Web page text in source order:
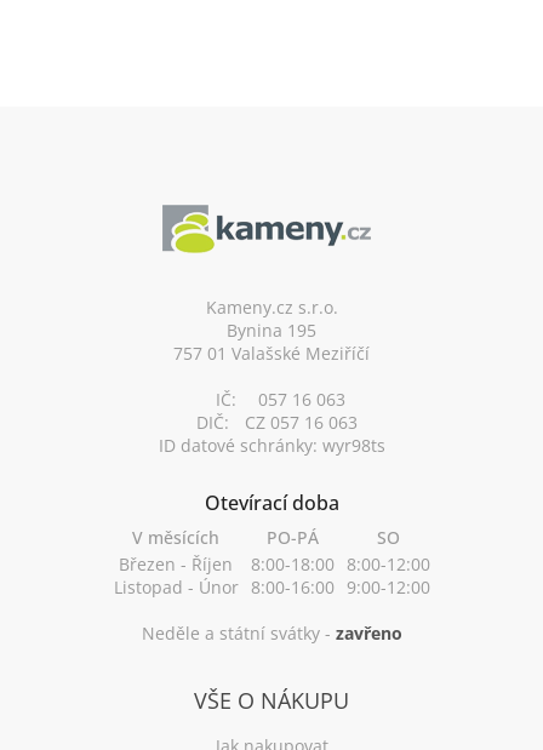
Kameny.cz s.r.o.
Bynina 195
757 01 Valašské Meziříčí
IČ:
057 16 063
DIČ:
CZ 057 16 063
ID datové schránky: wyr98ts
Otevírací doba
V měsících PO-PÁ
SO
Březen - Říjen
8:00-18:00 8:00-12:00
Listopad - Únor 8:00-16:00 9:00-12:00
Neděle a státní svátky - zavřeno
VŠE O NÁKUPU